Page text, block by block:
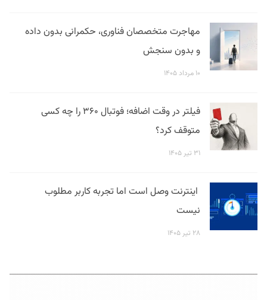
مهاجرت متخصصان فناوری، حکمرانی بدون داده
و بدون سنجش
۱۰ مرداد ۱۴۰۵
فیلتر در وقت اضافه؛ فوتبال ۳۶۰ را چه کسی
متوقف کرد؟
۳۱ تیر ۱۴۰۵
اینترنت وصل است اما تجربه کاربر مطلوب
نیست
۲۸ تیر ۱۴۰۵